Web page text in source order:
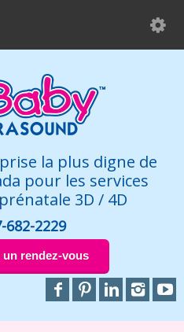
la plus digne de
pour les services
3D / 4D
682-2229
un rendez-vous